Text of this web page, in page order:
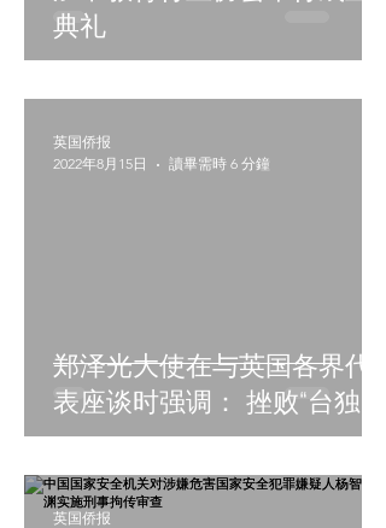
典礼
郑泽光大使在与英国各界代
表座谈时强调： 挫败“台独”
分裂图谋，就是维护台海和
平稳定； 恪守一个中国原
则，才能确保中英关系顺利
英国侨报
2022年8月15日
讀畢需時 6 分鐘
英国侨报